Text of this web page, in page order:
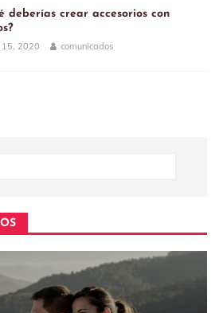
deberías crear accesorios con
15, 2020 comunicados